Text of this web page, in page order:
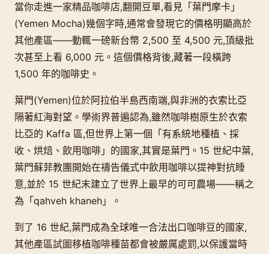
當你走進一家精品咖啡店,翻開豆單,看見「葉門摩卡」
(Yemen Mocha)幾個字時,通常會發現它的價格明顯高於
其他產區——動輒一磅新台幣 2,500 至 4,500 元,頂級批
次甚至上看 6,000 元。這個價格背後,藏著一段橫跨
1,500 年的咖啡史。
葉門(Yemen)位於阿拉伯半島西南端,與非洲的衣索比亞
隔著紅海對望。學術界普遍認為,雖然咖啡樹原生於衣索
比亞的 Kaffa 區,但世界上第一個「有系統地種植、採
收、烘焙、飲用咖啡」的國家,其實是葉門。15 世紀中葉,
葉門蘇菲教團開始在禱告儀式中飲用咖啡以提神對抗睡
意,並於 15 世紀末建立了世界上最早的可可農場——稱之
為「qahveh khaneh」。
到了 16 世紀,葉門成為全球唯一合法出口咖啡豆的國家,
其他產區試圖移植咖啡種苗都會被嚴厲處罰,以保護當時